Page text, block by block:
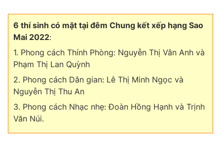
6 thí sinh có mặt tại đêm Chung kết xếp hạng Sao
Mai 2022:
1. Phong cách Thính Phòng: Nguyễn Thị Vân Anh và
Phạm Thị Lan Quỳnh
2. Phong cách Dân gian: Lê Thị Minh Ngọc và
Nguyễn Thị Thu An
3. Phong cách Nhạc nhẹ: Đoàn Hồng Hạnh và Trịnh
Văn Núi.